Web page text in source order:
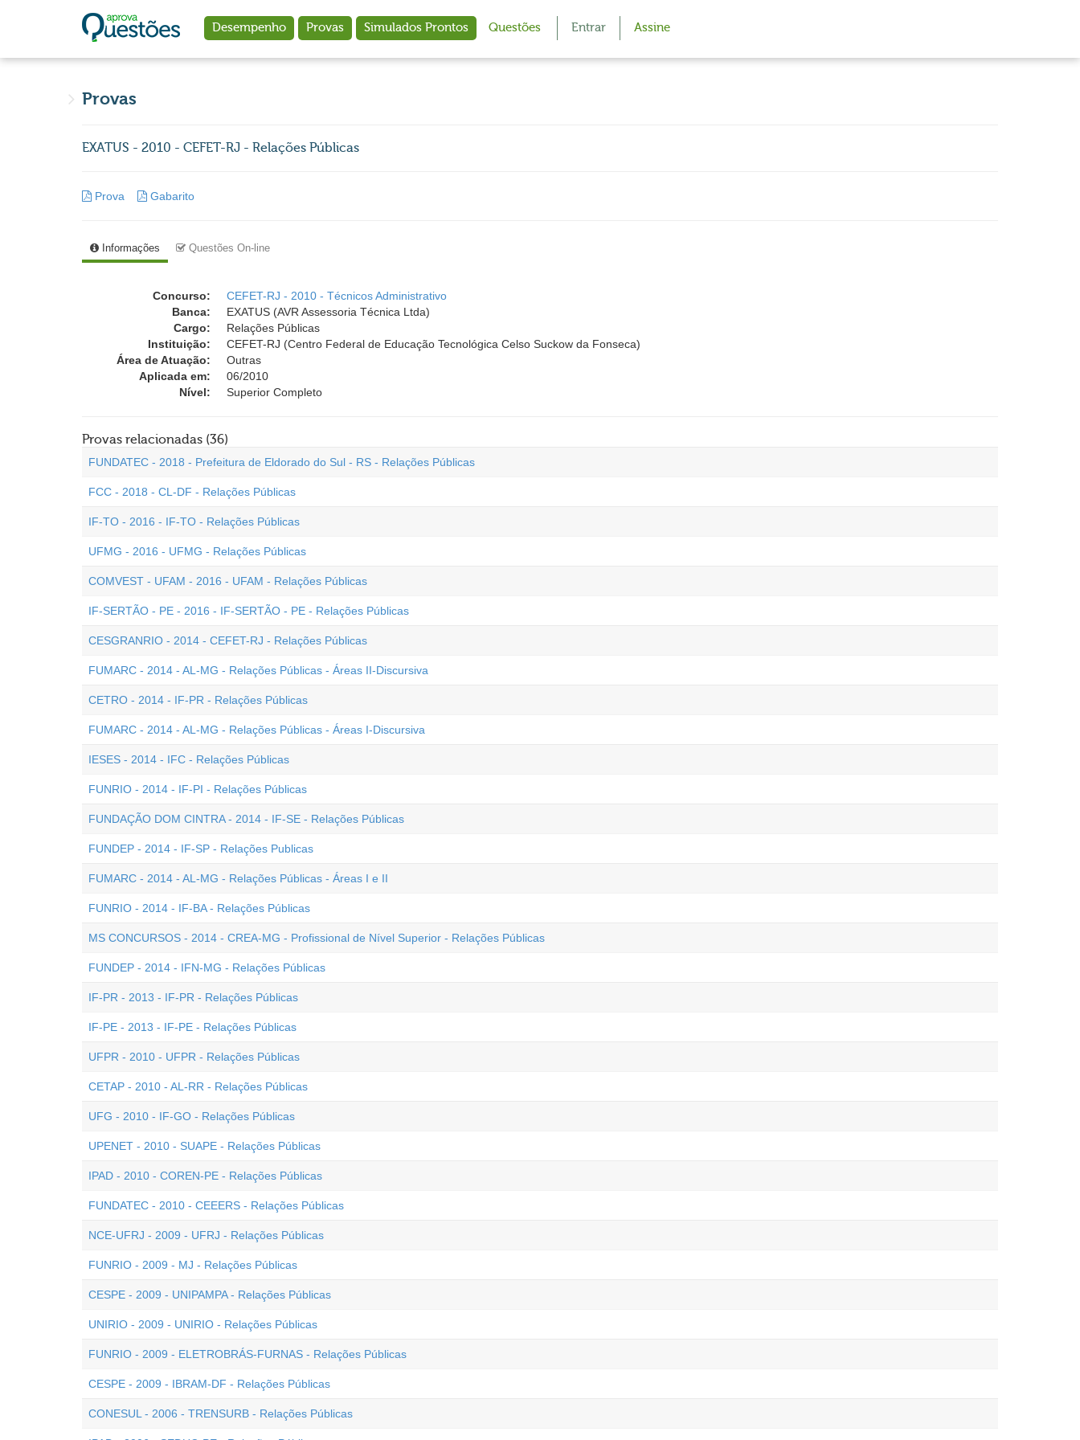
Desempenho Provas Simulados Prontos Questões Entrar Assine
Provas
EXATUS - 2010 - CEFET-RJ - Relações Públicas
Prova Gabarito
Informações Questões On-line
Concurso:
CEFET-RJ - 2010 - Técnicos Administrativo
Banca:
EXATUS (AVR Assessoria Técnica Ltda)
Cargo:
Relações Públicas
Instituição:
CEFET-RJ (Centro Federal de Educação Tecnológica Celso Suckow da Fonseca)
Área de Atuação:
Outras
Aplicada em:
06/2010
Nível:
Superior Completo
Provas relacionadas (36)
FUNDATEC - 2018 - Prefeitura de Eldorado do Sul - RS - Relações Públicas
FCC - 2018 - CL-DF - Relações Públicas
IF-TO - 2016 - IF-TO - Relações Públicas
UFMG - 2016 - UFMG - Relações Públicas
COMVEST - UFAM - 2016 - UFAM - Relações Públicas
IF-SERTÃO - PE - 2016 - IF-SERTÃO - PE - Relações Públicas
CESGRANRIO - 2014 - CEFET-RJ - Relações Públicas
FUMARC - 2014 - AL-MG - Relações Públicas - Áreas II-Discursiva
CETRO - 2014 - IF-PR - Relações Públicas
FUMARC - 2014 - AL-MG - Relações Públicas - Áreas I-Discursiva
IESES - 2014 - IFC - Relações Públicas
FUNRIO - 2014 - IF-PI - Relações Públicas
FUNDAÇÃO DOM CINTRA - 2014 - IF-SE - Relações Públicas
FUNDEP - 2014 - IF-SP - Relações Publicas
FUMARC - 2014 - AL-MG - Relações Públicas - Áreas I e II
FUNRIO - 2014 - IF-BA - Relações Públicas
MS CONCURSOS - 2014 - CREA-MG - Profissional de Nível Superior - Relações Públicas
FUNDEP - 2014 - IFN-MG - Relações Públicas
IF-PR - 2013 - IF-PR - Relações Públicas
IF-PE - 2013 - IF-PE - Relações Públicas
UFPR - 2010 - UFPR - Relações Públicas
CETAP - 2010 - AL-RR - Relações Públicas
UFG - 2010 - IF-GO - Relações Públicas
UPENET - 2010 - SUAPE - Relações Públicas
IPAD - 2010 - COREN-PE - Relações Públicas
FUNDATEC - 2010 - CEEERS - Relações Públicas
NCE-UFRJ - 2009 - UFRJ - Relações Públicas
FUNRIO - 2009 - MJ - Relações Públicas
CESPE - 2009 - UNIPAMPA - Relações Públicas
UNIRIO - 2009 - UNIRIO - Relações Públicas
FUNRIO - 2009 - ELETROBRÁS-FURNAS - Relações Públicas
CESPE - 2009 - IBRAM-DF - Relações Públicas
CONESUL - 2006 - TRENSURB - Relações Públicas